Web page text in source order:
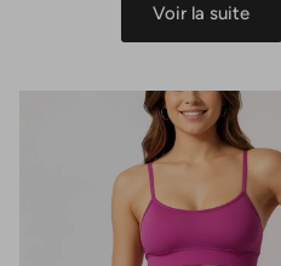
Voir la suite